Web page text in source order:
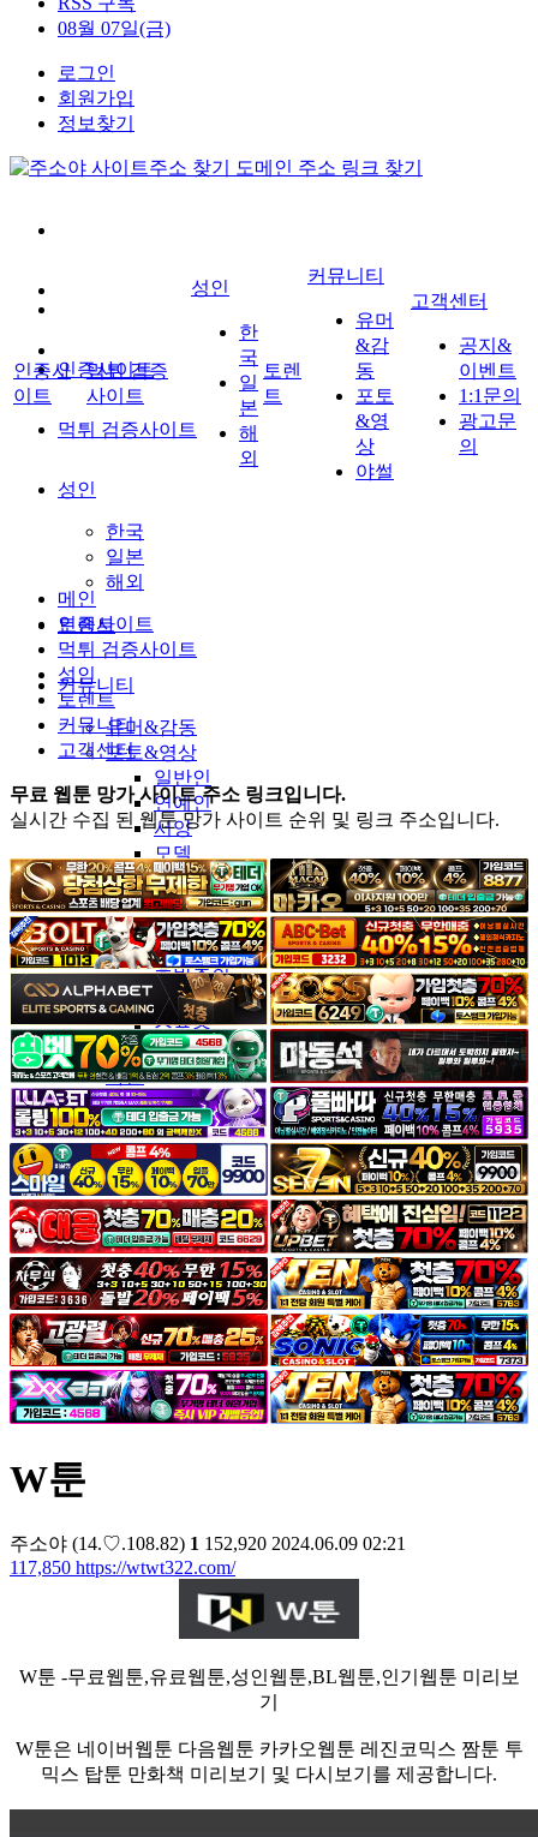
08월 07일(금)
로그인
회원가입
정보찾기
인증사이트
먹튀 검증사이트
성인
한국
일본
해외
토렌트
커뮤니티
유머&감동
포토&영상
일반인
연예인
서양
모델
그라비아
코스프레
BJ
품번
후방주의
움짤
스포츠
기타
야썰
고객센터
공지&이벤트
공지
1:1문의
광고문의
인증사
이트
먹튀 검증
사이트
성인
한
국
일
본
해
외
토렌
트
커뮤니티
유머
&감
동
포토
&영
상
야썰
고객센터
공지&
이벤트
1:1문의
광고문
의
메인
인증사이트
먹튀 검증사이트
성인
토렌트
커뮤니티
고객센터
무료 웹툰 망가 사이트 주소 링크입니다.
실시간 수집 된 웹툰 망가 사이트 순위 및 링크 주소입니다.
W툰
주소야 (14.♡.108.82) 1 152,920 2024.06.09 02:21
117,850 https://wtwt322.com/
W툰 -무료웹툰,유료웹툰,성인웹툰,BL웹툰,인기웹툰 미리보
기
W툰은 네이버웹툰 다음웹툰 카카오웹툰 레진코믹스 짬툰 투
믹스 탑툰 만화책 미리보기 및 다시보기를 제공합니다.